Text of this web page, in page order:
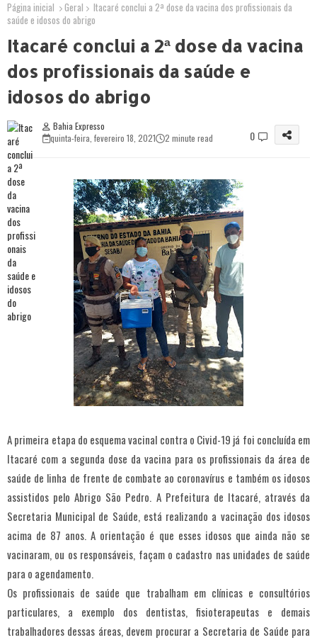
Página inicial Geral
Itacaré conclui a 2ª dose da vacina dos profissionais da
saúde e idosos do abrigo
Itacaré conclui a 2ª dose da vacina
dos profissionais da saúde e
idosos do abrigo
Bahia Expresso
quinta-feira, fevereiro 18, 2021
2 minute read 0
A primeira etapa do esquema vacinal contra o Civid-19 já foi concluída em
Itacaré com a segunda dose da vacina para os profissionais da área de
saúde de linha de frente de combate ao coronavírus e também os idosos
assistidos pelo Abrigo São Pedro. A Prefeitura de Itacaré, através da
Secretaria Municipal de Saúde, está realizando a vacinação dos idosos
acima de 87 anos. A orientação é que esses idosos que ainda não se
vacinaram, ou os responsáveis, façam o cadastro nas unidades de saúde
para o agendamento.
Os profissionais de saúde que trabalham em clínicas e consultórios
particulares, a exemplo dos dentistas, fisioterapeutas e demais
trabalhadores dessas áreas, devem procurar a Secretaria de Saúde para